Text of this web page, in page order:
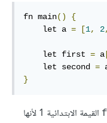
fn main()
{
    let a
= [1, 2,
    let first
= a
    let second
=
}
القيمة الابتدائية 1 لأنها